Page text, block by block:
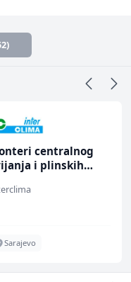
centralnog
i plinskih
Sarajevo